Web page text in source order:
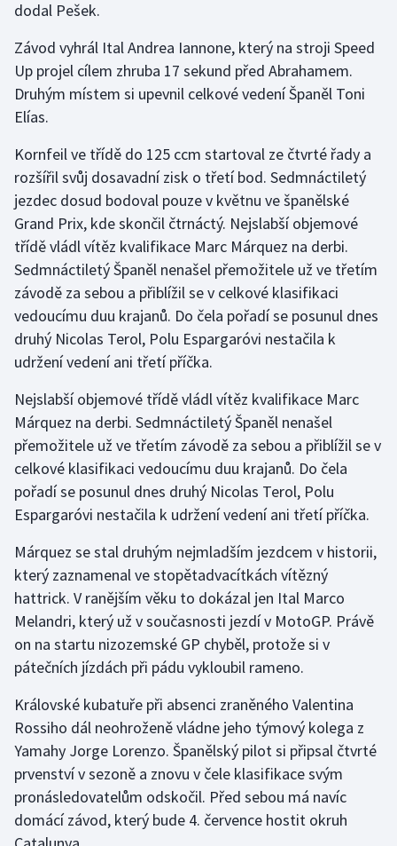
dodal Pešek.
Závod vyhrál Ital Andrea Iannone, který na stroji Speed
Up projel cílem zhruba 17 sekund před Abrahamem.
Druhým místem si upevnil celkové vedení Španěl Toni
Elías.
Kornfeil ve třídě do 125 ccm startoval ze čtvrté řady a
rozšířil svůj dosavadní zisk o třetí bod. Sedmnáctiletý
jezdec dosud bodoval pouze v květnu ve španělské
Grand Prix, kde skončil čtrnáctý. Nejslabší objemové
třídě vládl vítěz kvalifikace Marc Márquez na derbi.
Sedmnáctiletý Španěl nenašel přemožitele už ve třetím
závodě za sebou a přiblížil se v celkové klasifikaci
vedoucímu duu krajanů. Do čela pořadí se posunul dnes
druhý Nicolas Terol, Polu Espargaróvi nestačila k
udržení vedení ani třetí příčka.
Nejslabší objemové třídě vládl vítěz kvalifikace Marc
Márquez na derbi. Sedmnáctiletý Španěl nenašel
přemožitele už ve třetím závodě za sebou a přiblížil se v
celkové klasifikaci vedoucímu duu krajanů. Do čela
pořadí se posunul dnes druhý Nicolas Terol, Polu
Espargaróvi nestačila k udržení vedení ani třetí příčka.
Márquez se stal druhým nejmladším jezdcem v historii,
který zaznamenal ve stopětadvacítkách vítězný
hattrick. V ranějším věku to dokázal jen Ital Marco
Melandri, který už v současnosti jezdí v MotoGP. Právě
on na startu nizozemské GP chyběl, protože si v
pátečních jízdách při pádu vykloubil rameno.
Královské kubatuře při absenci zraněného Valentina
Rossiho dál neohroženě vládne jeho týmový kolega z
Yamahy Jorge Lorenzo. Španělský pilot si připsal čtvrté
prvenství v sezoně a znovu v čele klasifikace svým
pronásledovatelům odskočil. Před sebou má navíc
domácí závod, který bude 4. července hostit okruh